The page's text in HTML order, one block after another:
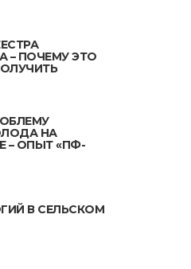
– ПОЧЕМУ ЭТО
НА
– ОПЫТ «ПФ-
В СЕЛЬСКОМ